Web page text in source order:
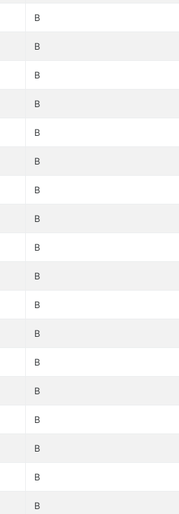
B
B
B
B
B
B
B
B
B
B
B
B
B
B
B
B
B
B